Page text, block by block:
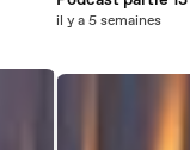
il y a 5 semaines